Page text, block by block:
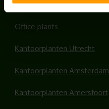
HANDIGE LINKS
Office plants
Kantoorplanten Utrecht
Kantoorplanten Amsterdam
Kantoorplanten Amersfoort